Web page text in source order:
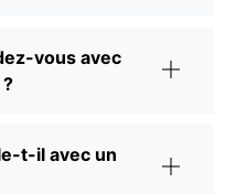
vous avec
t-il avec un